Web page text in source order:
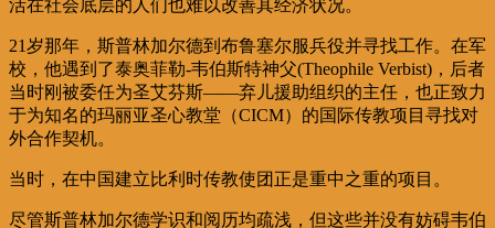
活在社会底层的人们也难以改善其经济状况。
21岁那年，斯普林加尔德到布鲁塞尔服兵役并寻找工作。在军
校，他遇到了泰奥菲勒-韦伯斯特神父(Theophile Verbist)，后者
当时刚被委任为圣艾芬斯——弃儿援助组织的主任，也正致力
于为知名的玛丽亚圣心教堂（CICM）的国际传教项目寻找对
外合作契机。
当时，在中国建立比利时传教使团正是重中之重的项目。
尽管斯普林加尔德学识和阅历均疏浅，但这些并没有妨碍韦伯